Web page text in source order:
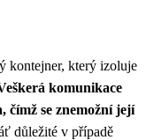
kontejner, který izoluje
komunikace
se znemožní její
důležité v případě